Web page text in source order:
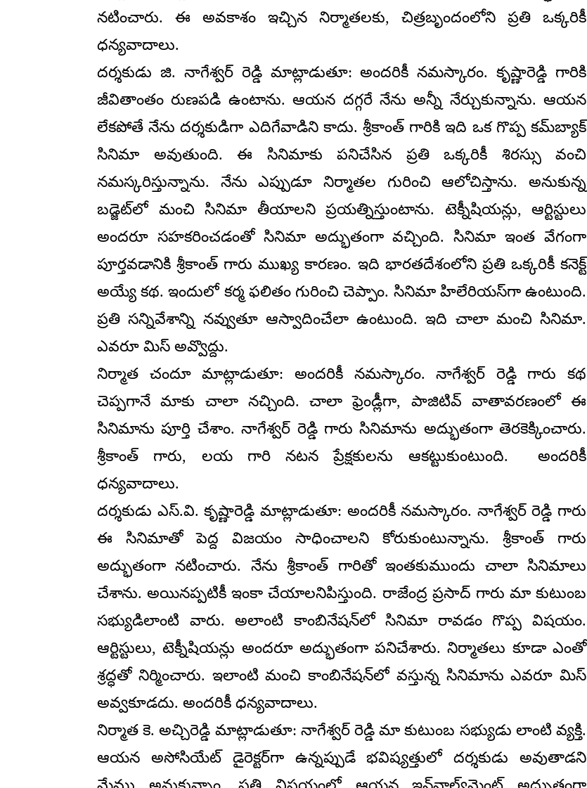
నటించారు. ఈ అవకాశం ఇచ్చిన నిర్మాతలకు, చిత్రబృందంలోని ప్రతి ఒక్కరికీ
ధన్యవాదాలు.
దర్శకుడు జి. నాగేశ్వర్ రెడ్డి మాట్లాడుతూ: అందరికీ నమస్కారం. కృష్ణారెడ్డి గారికి
జీవితాంతం రుణపడి ఉంటాను. ఆయన దగ్గరే నేను అన్నీ నేర్చుకున్నాను. ఆయన
లేకపోతే నేను దర్శకుడిగా ఎదిగేవాడిని కాదు. శ్రీకాంత్ గారికి ఇది ఒక గొప్ప కమ్‌బ్యాక్
సినిమా అవుతుంది. ఈ సినిమాకు పనిచేసిన ప్రతి ఒక్కరికీ శిరస్సు వంచి
నమస్కరిస్తున్నాను. నేను ఎప్పుడూ నిర్మాతల గురించి ఆలోచిస్తాను. అనుకున్న
బడ్జెట్‌లో మంచి సినిమా తీయాలని ప్రయత్నిస్తుంటాను. టెక్నీషియన్లు, ఆర్టిస్టులు
అందరూ సహకరించడంతో సినిమా అద్భుతంగా వచ్చింది. సినిమా ఇంత వేగంగా
పూర్తవడానికి శ్రీకాంత్ గారు ముఖ్య కారణం. ఇది భారతదేశంలోని ప్రతి ఒక్కరికీ కనెక్ట్
అయ్యే కథ. ఇందులో కర్మ ఫలితం గురించి చెప్పాం. సినిమా హిలేరియస్‌గా ఉంటుంది.
ప్రతి సన్నివేశాన్ని నవ్వుతూ ఆస్వాదించేలా ఉంటుంది. ఇది చాలా మంచి సినిమా.
ఎవరూ మిస్ అవ్వొద్దు.
నిర్మాత చందూ మాట్లాడుతూ: అందరికీ నమస్కారం. నాగేశ్వర్ రెడ్డి గారు కథ
చెప్పగానే మాకు చాలా నచ్చింది. చాలా ఫ్రెండ్లీగా, పాజిటివ్ వాతావరణంలో ఈ
సినిమాను పూర్తి చేశాం. నాగేశ్వర్ రెడ్డి గారు సినిమాను అద్భుతంగా తెరకెక్కించారు.
శ్రీకాంత్ గారు, లయ గారి నటన ప్రేక్షకులను ఆకట్టుకుంటుంది. అందరికీ
ధన్యవాదాలు.
దర్శకుడు ఎస్.వి. కృష్ణారెడ్డి మాట్లాడుతూ: అందరికీ నమస్కారం. నాగేశ్వర్ రెడ్డి గారు
ఈ సినిమాతో పెద్ద విజయం సాధించాలని కోరుకుంటున్నాను. శ్రీకాంత్ గారు
అద్భుతంగా నటించారు. నేను శ్రీకాంత్ గారితో ఇంతకుముందు చాలా సినిమాలు
చేశాను. అయినప్పటికీ ఇంకా చేయాలనిపిస్తుంది. రాజేంద్ర ప్రసాద్ గారు మా కుటుంబ
సభ్యుడిలాంటి వారు. అలాంటి కాంబినేషన్‌లో సినిమా రావడం గొప్ప విషయం.
ఆర్టిస్టులు, టెక్నీషియన్లు అందరూ అద్భుతంగా పనిచేశారు. నిర్మాతలు కూడా ఎంతో
శ్రద్ధతో నిర్మించారు. ఇలాంటి మంచి కాంబినేషన్‌లో వస్తున్న సినిమాను ఎవరూ మిస్
అవ్వకూడదు. అందరికీ ధన్యవాదాలు.
నిర్మాత కె. అచ్చిరెడ్డి మాట్లాడుతూ: నాగేశ్వర్ రెడ్డి మా కుటుంబ సభ్యుడు లాంటి వ్యక్తి.
ఆయన అసోసియేట్ డైరెక్టర్‌గా ఉన్నప్పుడే భవిష్యత్తులో దర్శకుడు అవుతాడని